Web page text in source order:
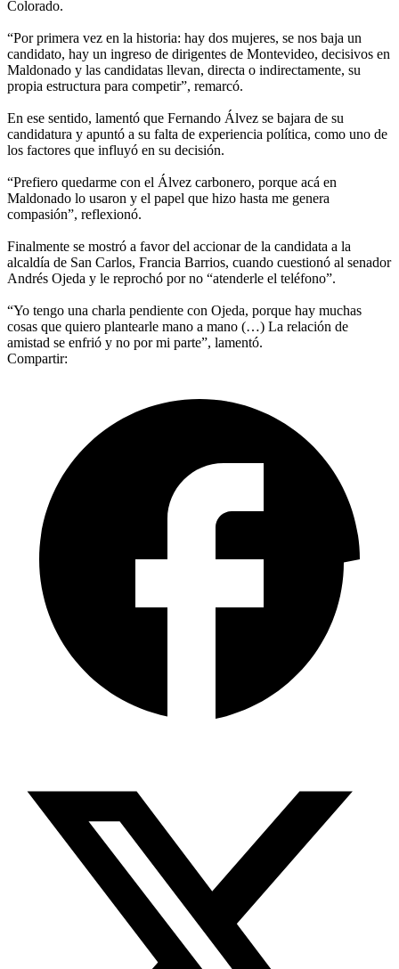
Colorado.
“Por primera vez en la historia: hay dos mujeres, se nos baja un
candidato, hay un ingreso de dirigentes de Montevideo, decisivos en
Maldonado y las candidatas llevan, directa o indirectamente, su
propia estructura para competir”, remarcó.
En ese sentido, lamentó que Fernando Álvez se bajara de su
candidatura y apuntó a su falta de experiencia política, como uno de
los factores que influyó en su decisión.
“Prefiero quedarme con el Álvez carbonero, porque acá en
Maldonado lo usaron y el papel que hizo hasta me genera
compasión”, reflexionó.
Finalmente se mostró a favor del accionar de la candidata a la
alcaldía de San Carlos, Francia Barrios, cuando cuestionó al senador
Andrés Ojeda y le reprochó por no “atenderle el teléfono”.
“Yo tengo una charla pendiente con Ojeda, porque hay muchas
cosas que quiero plantearle mano a mano (…) La relación de
amistad se enfrió y no por mi parte”, lamentó.
Compartir: